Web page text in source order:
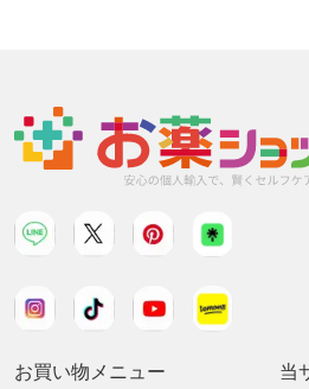
お買い物メニュー 当